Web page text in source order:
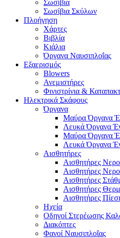
Σωσίβια
Σωσίβια Σκύλων
Πλοήγηση
Χάρτες
Βιβλία
Κιάλια
Όργανα Ναυσιπλοΐας
Εξαερισμός
Blowers
Ανεμιστήρες
Φινιστρίνια &
Ηλεκτρικά Σκάφους
Όργανα
Μαύρα Όργανα
Λευκά Όργανα
Μαύρα Όργανα
Λευκά Όργανα
Αισθητήρες
Αισθητήρες
Αισθητήρες
Αισθητήρες
Αισθητήρες
Αισθητήρες
Ηχεία
Οδηγοί Στερέωσης
Διακόπτες
Φανοί Ναυσιπλοΐας